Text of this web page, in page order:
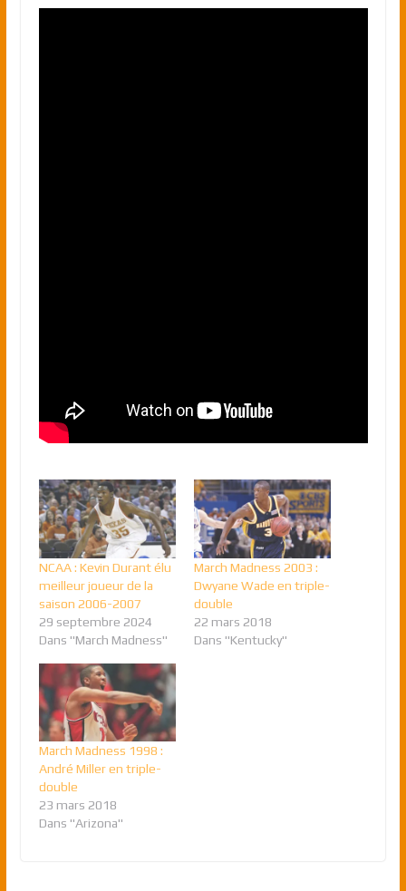
NCAA : Kevin Durant élu
meilleur joueur de la
saison 2006-2007
29 septembre 2024
Dans "March Madness"
March Madness 2003 :
Dwyane Wade en triple-
double
22 mars 2018
Dans "Kentucky"
March Madness 1998 :
André Miller en triple-
double
23 mars 2018
Dans "Arizona"